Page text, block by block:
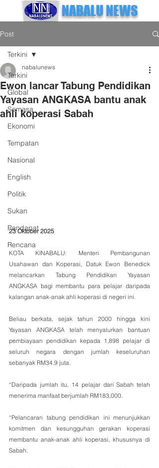
NABALU NEWS
Post
Terkini
Global
Semasa
Ekonomi
Tempatan
Nasional
English
Politik
Sukan
Pendapat
Rencana
Terkini
Ewon lancar Tabung Pendidikan
Yayasan ANGKASA bantu anak
ahli koperasi Sabah
nabalunews
23 Oktober 2025
KOTA KINABALU: Menteri Pembangunan
Usahawan dan Koperasi, Datuk Ewon Benedick
melancarkan Tabung Pendidikan Yayasan
ANGKASA bagi membantu para pelajar daripada
kalangan anak-anak ahli koperasi di negeri ini.
Beliau berkata, sejak tahun 2000 hingga kini
Yayasan ANGKASA telah menyalurkan bantuan
pembiayaan pendidikan kepada 1,898 pelajar di
seluruh negara dengan jumlah keseluruhan
sebanyak RM34.9 juta.
“Daripada jumlah itu, 14 pelajar dari Sabah telah
menerima manfaat berjumlah RM183,000.
“Pelancaran tabung pendidikan ini menunjukkan
komitmen dan kesungguhan gerakan koperasi
membantu anak-anak ahli koperasi, khususnya di
Sabah.